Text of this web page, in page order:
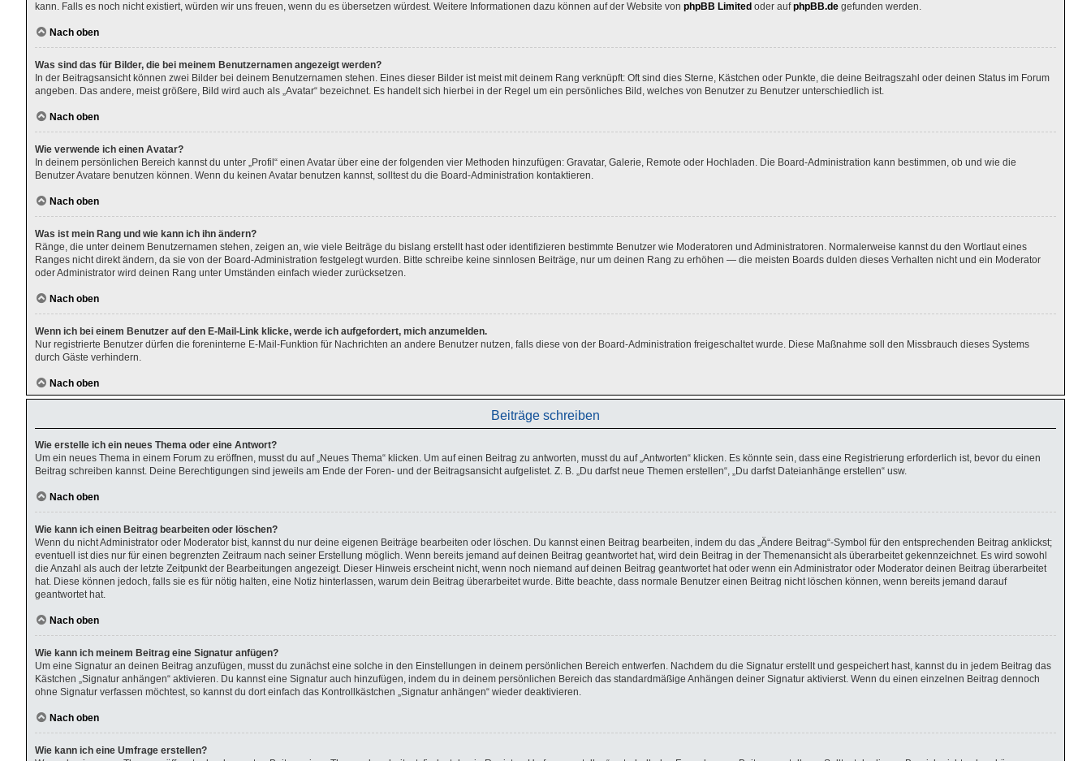
kann. Falls es noch nicht existiert, würden wir uns freuen, wenn du es übersetzen würdest. Weitere Informationen dazu können auf der Website von phpBB Limited oder aufphpBB.de gefunden werden.
Nach oben
Was sind das für Bilder, die bei meinem Benutzernamen angezeigt werden?
In der Beitragsansicht können zwei Bilder bei deinem Benutzernamen stehen. Eines dieser Bilder ist meist mit deinem Rang verknüpft: Oft sind dies Sterne, Kästchen oder Punkte, die deine Beitragszahl oder deinen Status im Forum
angeben. Das andere, meist größere, Bild wird auch als „Avatar“ bezeichnet. Es handelt sich hierbei in der Regel um ein persönliches Bild, welches von Benutzer zu Benutzer unterschiedlich ist.
Nach oben
Wie verwende ich einen Avatar?
In deinem persönlichen Bereich kannst du unter „Profil“ einen Avatar über eine der folgenden vier Methoden hinzufügen: Gravatar, Galerie, Remote oder Hochladen. Die Board-Administration kann bestimmen, ob und wie die
Benutzer Avatare benutzen können. Wenn du keinen Avatar benutzen kannst, solltest du die Board-Administration kontaktieren.
Nach oben
Was ist mein Rang und wie kann ich ihn ändern?
Ränge, die unter deinem Benutzernamen stehen, zeigen an, wie viele Beiträge du bislang erstellt hast oder identifizieren bestimmte Benutzer wie Moderatoren und Administratoren. Normalerweise kannst du den Wortlaut eines
Ranges nicht direkt ändern, da sie von der Board-Administration festgelegt wurden. Bitte schreibe keine sinnlosen Beiträge, nur um deinen Rang zu erhöhen — die meisten Boards dulden dieses Verhalten nicht und ein Moderator
oder Administrator wird deinen Rang unter Umständen einfach wieder zurücksetzen.
Nach oben
Wenn ich bei einem Benutzer auf den E-Mail-Link klicke, werde ich aufgefordert, mich anzumelden.
Nur registrierte Benutzer dürfen die foreninterne E-Mail-Funktion für Nachrichten an andere Benutzer nutzen, falls diese von der Board-Administration freigeschaltet wurde. Diese Maßnahme soll den Missbrauch dieses Systems
durch Gäste verhindern.
Nach oben
Beiträge schreiben
Wie erstelle ich ein neues Thema oder eine Antwort?
Um ein neues Thema in einem Forum zu eröffnen, musst du auf „Neues Thema“ klicken. Um auf einen Beitrag zu antworten, musst du auf „Antworten“ klicken. Es könnte sein, dass eine Registrierung erforderlich ist, bevor du einen
Beitrag schreiben kannst. Deine Berechtigungen sind jeweils am Ende der Foren- und der Beitragsansicht aufgelistet. Z. B. „Du darfst neue Themen erstellen“, „Du darfst Dateianhänge erstellen“ usw.
Nach oben
Wie kann ich einen Beitrag bearbeiten oder löschen?
Wenn du nicht Administrator oder Moderator bist, kannst du nur deine eigenen Beiträge bearbeiten oder löschen. Du kannst einen Beitrag bearbeiten, indem du das „Ändere Beitrag“-Symbol für den entsprechenden Beitrag anklickst;
eventuell ist dies nur für einen begrenzten Zeitraum nach seiner Erstellung möglich. Wenn bereits jemand auf deinen Beitrag geantwortet hat, wird dein Beitrag in der Themenansicht als überarbeitet gekennzeichnet. Es wird sowohl
die Anzahl als auch der letzte Zeitpunkt der Bearbeitungen angezeigt. Dieser Hinweis erscheint nicht, wenn noch niemand auf deinen Beitrag geantwortet hat oder wenn ein Administrator oder Moderator deinen Beitrag überarbeitet
hat. Diese können jedoch, falls sie es für nötig halten, eine Notiz hinterlassen, warum dein Beitrag überarbeitet wurde. Bitte beachte, dass normale Benutzer einen Beitrag nicht löschen können, wenn bereits jemand darauf
geantwortet hat.
Nach oben
Wie kann ich meinem Beitrag eine Signatur anfügen?
Um eine Signatur an deinen Beitrag anzufügen, musst du zunächst eine solche in den Einstellungen in deinem persönlichen Bereich entwerfen. Nachdem du die Signatur erstellt und gespeichert hast, kannst du in jedem Beitrag das
Kästchen „Signatur anhängen“ aktivieren. Du kannst eine Signatur auch hinzufügen, indem du in deinem persönlichen Bereich das standardmäßige Anhängen deiner Signatur aktivierst. Wenn du einen einzelnen Beitrag dennoch
ohne Signatur verfassen möchtest, so kannst du dort einfach das Kontrollkästchen „Signatur anhängen“ wieder deaktivieren.
Nach oben
Wie kann ich eine Umfrage erstellen?